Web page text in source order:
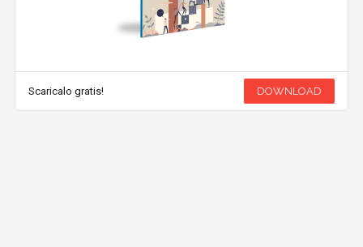
Scaricalo gratis! DOWNLOAD